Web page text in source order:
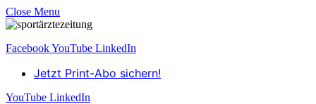
Close Menu
FacebookYouTube LinkedIn
Jetzt Print-Abo sichern!
YouTube LinkedIn